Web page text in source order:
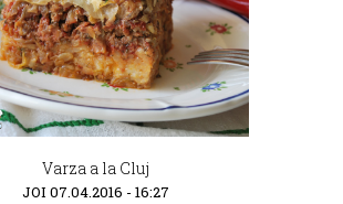
Varza a la Cluj
JOI 07.04.2016 - 16:27